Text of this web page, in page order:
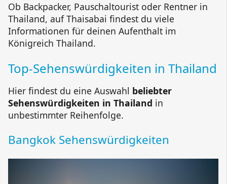
Ob Backpacker, Pauschaltourist oder Rentner in
Thailand, auf Thaisabai findest du viele
Informationen für deinen Aufenthalt im
Königreich Thailand.
Top-Sehenswürdigkeiten in Thailand
Hier findest du eine Auswahl beliebter
Sehenswürdigkeiten in Thailand in
unbestimmter Reihenfolge.
Bangkok Sehenswürdigkeiten